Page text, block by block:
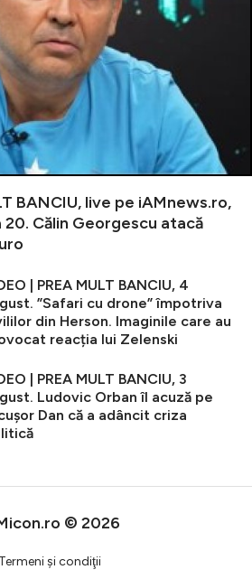
BANCIU, live pe iAMnews.ro,
20. Călin Georgescu atacă
| PREA MULT BANCIU, 4
”Safari cu drone” împotriva
din Herson. Imaginile care au
reacția lui Zelenski
| PREA MULT BANCIU, 3
Ludovic Orban îl acuză pe
Dan că a adâncit criza
© 2026
Termeni şi condiţii